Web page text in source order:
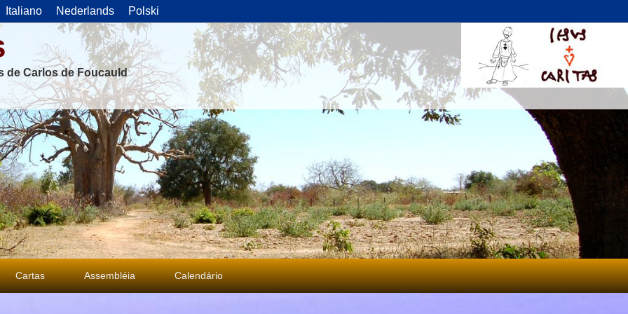
Italiano Nederlands Polski
de Carlos de Foucauld
Cartas Assembléia Calendário